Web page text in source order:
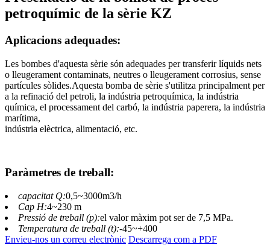
petroquímic de la sèrie KZ
Aplicacions adequades:
Les bombes d'aquesta sèrie són adequades per transferir líquids nets
o lleugerament contaminats, neutres o lleugerament corrosius, sense
partícules sòlides.Aquesta bomba de sèrie s'utilitza principalment per
a la refinació del petroli, la indústria petroquímica, la indústria
química, el processament del carbó, la indústria paperera, la indústria
marítima,
indústria elèctrica, alimentació, etc.
Paràmetres de treball:
capacitat Q:0,5~3000m3/h
Cap H:4~230 m
Pressió de treball (p):el valor màxim pot ser de 7,5 MPa.
Temperatura de treball (t):-45~+400
Envieu-nos un correu electrònic Descarrega com a PDF